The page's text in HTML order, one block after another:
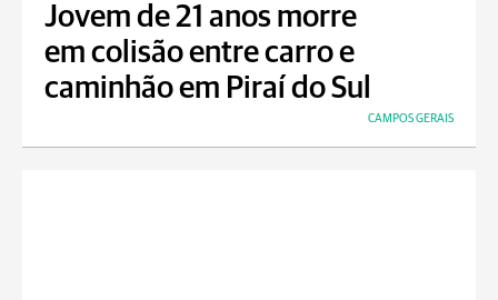
Jovem de 21 anos morre
em colisão entre carro e
caminhão em Piraí do Sul
CAMPOS GERAIS